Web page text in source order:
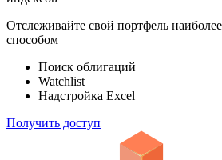
Отслеживайте свой портфель
способом
Поиск облигаций
Watchlist
Надстройка Excel
Получить доступ